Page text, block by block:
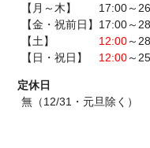
【月～木】 17:00～
【金・祝前日】17:00～
【土】 12:00～
【日・祝日】 12:00～
定休日
無（12/31・元旦除く）